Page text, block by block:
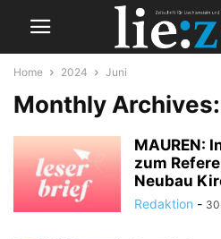
Home 2024 Juni
Monthly
MAUREN:
zum
Neubau
Redaktion -